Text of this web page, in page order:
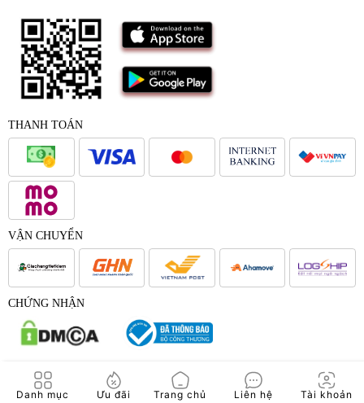
Danh mục Ưu đãi Trang chủ Liên hệ Tài khoản
THANH TOÁN
VẬN CHUYỂN
CHỨNG NHẬN
© 2017 - Bản quyền của Công Ty Cổ Phần Japana Việt Nam -
Japana.vn